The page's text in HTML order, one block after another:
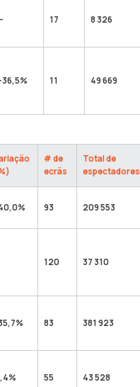
– 17 8 326
-36,5% 11 49 669
# de
ecrãs
Total de
espectadores
93 209 553
120 37 310
83 381 923
55 43 528